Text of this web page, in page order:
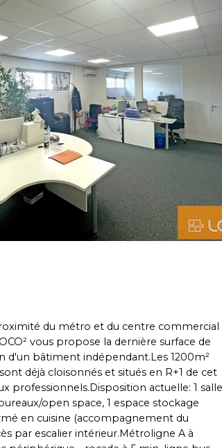
du métro et du centre commercial
vous propose la dernière surface de
d'un bâtiment indépendant.Les 1200m²
déjà cloisonnés et situés en R+1 de cet
professionnels.Disposition actuelle: 1 salle
open space, 1 espace stockage
en cuisine (accompagnement du
par escalier intérieur.Métroligne A à